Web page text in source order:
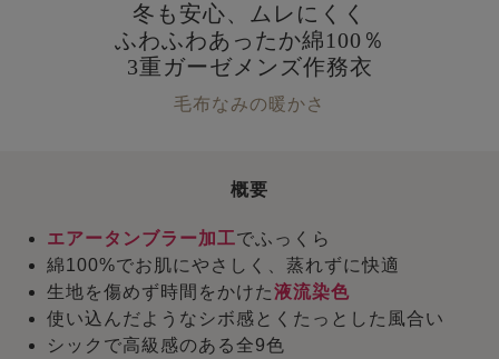
冬も安心、ムレにくく
ふわふわあったか綿100％
3重ガーゼメンズ作務衣
毛布なみの暖かさ
概要
エアータンブラー加工でふっくら
綿100%でお肌にやさしく、蒸れずに快適
生地を傷めず時間をかけた液流染色
使い込んだようなシボ感とくたっとした風合い
シックで高級感のある全9色